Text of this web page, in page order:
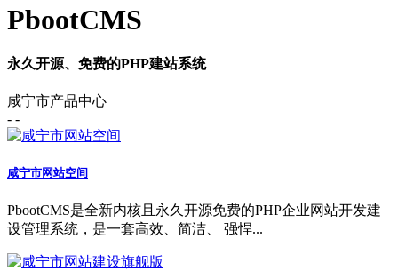
PbootCMS
永久开源、免费的PHP建站系统
咸宁市产品中心
- -
咸宁市网站空间
PbootCMS是全新内核且永久开源免费的PHP企业网站开发建
设管理系统，是一套高效、简洁、 强悍...